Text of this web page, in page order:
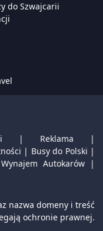
do Szwajcarii
| Reklama |
| Busy do Polski |
Wynajem Autokarów |
nazwa domeny i treść
ochronie prawnej.